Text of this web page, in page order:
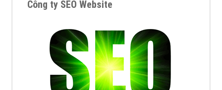
VietAds triển khai dịch vụ quảng cáo Banner Google
Display Network cho các khách hàng Doanh Nghiệp
muốn đặt Banner